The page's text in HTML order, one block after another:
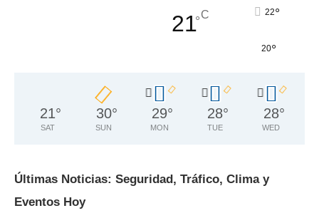
21°C 22°
20°
21°
SAT
30°
SUN
29°
MON
28°
TUE
28°
WED
Últimas Noticias: Seguridad, Tráfico, Clima y
Eventos Hoy